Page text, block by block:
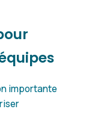
importante